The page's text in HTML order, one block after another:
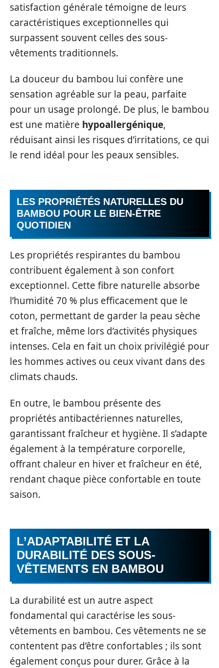
satisfaction générale témoigne de leurs
caractéristiques exceptionnelles qui
surpassent souvent celles des sous-
vêtements traditionnels.
La douceur du bambou lui confère une
sensation agréable sur la peau, parfaite
pour un usage prolongé. De plus, le bambou
est une matière hypoallergénique,
réduisant ainsi les risques d’irritations, ce qui
le rend idéal pour les peaux sensibles.
LES PROPRIÉTÉS NATURELLES DU
BAMBOU POUR LE BIEN-ÊTRE
QUOTIDIEN
Les propriétés respirantes du bambou
contribuent également à son confort
exceptionnel. Cette fibre naturelle absorbe
l’humidité 70 % plus efficacement que le
coton, permettant de garder la peau sèche
et fraîche, même lors d’activités physiques
intenses. Cela en fait un choix privilégié pour
les hommes actives ou ceux vivant dans des
climats chauds.
En outre, le bambou présente des
propriétés antibactériennes naturelles,
garantissant fraîcheur et hygiène. Il s’adapte
également à la température corporelle,
offrant chaleur en hiver et fraîcheur en été,
rendant chaque pièce confortable en toute
saison.
L’ADAPTABILITÉ ET LA
DURABILITÉ DES SOUS-
VÊTEMENTS EN BAMBOU
La durabilité est un autre aspect
fondamental qui caractérise les sous-
vêtements en bambou. Ces vêtements ne se
contentent pas d’être confortables ; ils sont
également conçus pour durer. Grâce à la